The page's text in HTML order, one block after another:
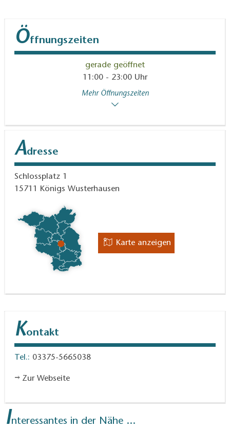
Öffnungszeiten
gerade geöffnet
11:00 - 23:00 Uhr
Mehr Öffnungszeiten
Adresse
Schlossplatz 1
15711 Königs Wusterhausen
Karte anzeigen
Kontakt
Tel.: 03375-5665038
Zur Webseite
Interessantes in der Nähe ...